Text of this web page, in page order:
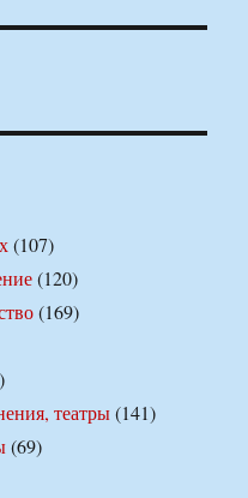
(107)
(120)
(169)
театры(141)
(69)